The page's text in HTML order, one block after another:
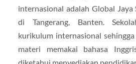
internasional adalah Global
di Tangerang, Banten.
kurikulum internasional
materi memakai bahasa